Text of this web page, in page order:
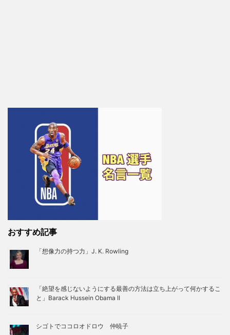
おすすめ記事
「想像力の持つ力」J. K. Rowling
「絶望を感じないようにする最善の方法は立ち上がって何かするこ
と」Barack Hussein Obama II
シゴトでココロオドロウ 仲暁子